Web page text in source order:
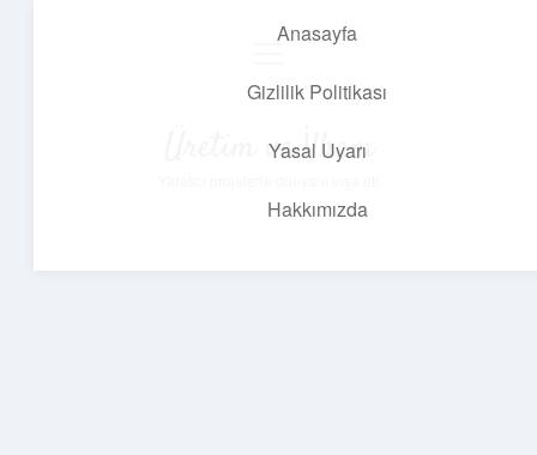
Anasayfa
Gizlilik Politikası
Yasal Uyarı
Hakkımızda
Üretim ve İlham